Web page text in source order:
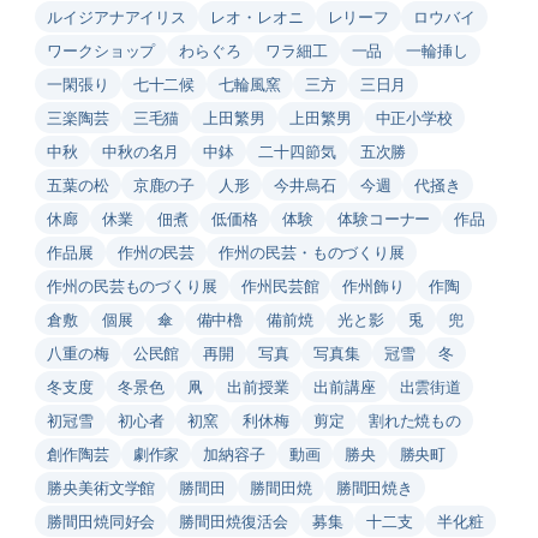
ルイジアナアイリス
レオ・レオニ レリーフ
ロウバイ
ワークショップ
わらぐろ ワラ細工 一品
一輪挿し
一閑張り
七十二候 七輪風窯 三方
三日月
三楽陶芸
三毛猫 上田繁男 上田繁男
中正小学校
中秋
中秋の名月 中鉢 二十四節気
五次勝
五葉の松
京鹿の子 人形 今井烏石 今週
代掻き
休廊
休業 佃煮 低価格 体験 体験コーナー
作品
作品展
作州の民芸
作州の民芸・ものづくり展
作州の民芸ものづくり展
作州民芸館 作州飾り
作陶
倉敷
個展 傘 備中櫓 備前焼 光と影 兎
兜
八重の梅
公民館 再開 写真 写真集 冠雪
冬
冬支度
冬景色 凧 出前授業 出前講座
出雲街道
初冠雪
初心者 初窯 利休梅 剪定
割れた焼もの
創作陶芸
劇作家 加納容子 動画 勝央
勝央町
勝央美術文学館
勝間田 勝間田焼
勝間田焼き
勝間田焼同好会
勝間田焼復活会 募集 十二支
半化粧